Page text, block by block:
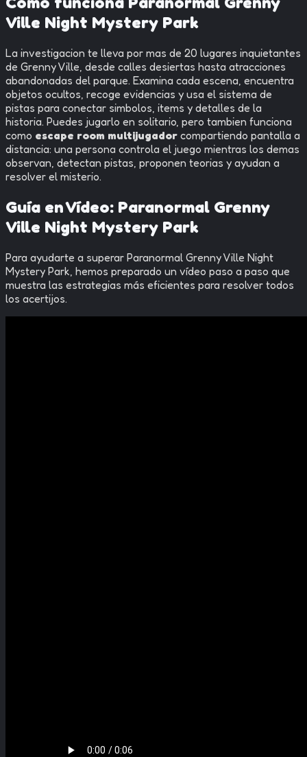
Ville Night Mystery Park
La investigacion te lleva por mas de 20 lugares inquietantes
de Grenny Ville, desde calles desiertas hasta atracciones
abandonadas del parque. Examina cada escena, encuentra
objetos ocultos, recoge evidencias y usa el sistema de
pistas para conectar simbolos, items y detalles de la
historia. Puedes jugarlo en solitario, pero tambien funciona
como escape room multijugador compartiendo pantalla a
distancia: una persona controla el juego mientras los demas
observan, detectan pistas, proponen teorias y ayudan a
resolver el misterio.
Guía en Vídeo: Paranormal Grenny
Ville Night Mystery Park
Para ayudarte a superar Paranormal Grenny Ville Night
Mystery Park , hemos preparado un vídeo paso a paso que
muestra las estrategias más eficientes para resolver todos
los acertijos.